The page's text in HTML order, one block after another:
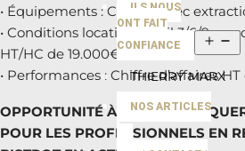
ILS NOUS
ONT FAIT
CONFIANCE
THIERRY MARX
NOS ARTICLES
• Équipements : Cuisine avec
• Conditions locatives : Bail 3/6/9 en
HT/HC de 19.000€
• Performances : Chiffre d’affaires
OPPORTUNITÉ À NE PAS
POUR LES PROFESSIONNELS EN